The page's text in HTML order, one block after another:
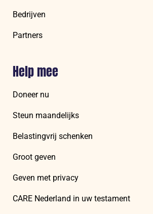
Bedrijven
Partners
Help mee
Doneer nu
Steun maandelijks
Belastingvrij schenken
Groot geven
Geven met privacy
CARE Nederland in uw testament